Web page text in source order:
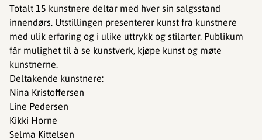
Totalt 15 kunstnere deltar med hver sin salgsstand
innendørs. Utstillingen presenterer kunst fra kunstnere
med ulik erfaring og i ulike uttrykk og stilarter. Publikum
får mulighet til å se kunstverk, kjøpe kunst og møte
kunstnerne.
Deltakende kunstnere:
Nina Kristoffersen
Line Pedersen
Kikki Horne
Selma Kittelsen